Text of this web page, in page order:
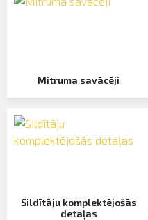
Mitruma savācēji
Sildītāju komplektējošās
detaļas